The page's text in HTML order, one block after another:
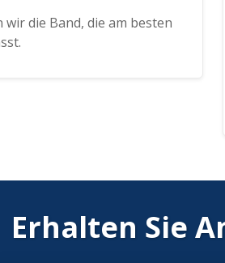
wir die Band, die am besten
Erhalten Sie